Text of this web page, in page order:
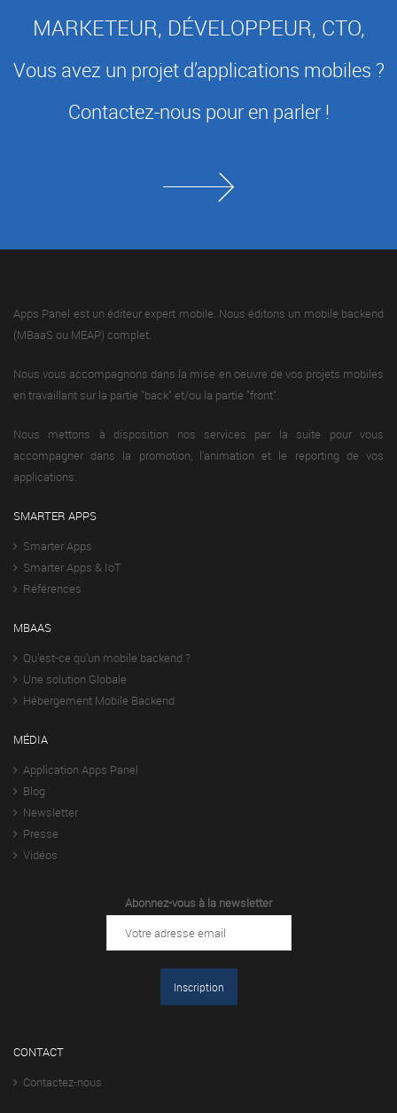
MARKETEUR, DÉVELOPPEUR, CTO,
Vous avez un projet d’applications mobiles ?
Contactez-nous pour en parler !
Apps Panel est un éditeur expert mobile. Nous éditons un mobile backend
(MBaaS ou MEAP) complet.
Nous vous accompagnons dans la mise en oeuvre de vos projets mobiles
en travaillant sur la partie "back" et/ou la partie "front".
Nous mettons à disposition nos services par la suite pour vous
accompagner dans la promotion, l'animation et le reporting de vos
applications.
SMARTER APPS
Smarter Apps
Smarter Apps & IoT
Références
MBAAS
Qu’est-ce qu’un mobile backend ?
Une solution Globale
Hébergement Mobile Backend
MÉDIA
Application Apps Panel
Blog
Newsletter
Presse
Vidéos
Abonnez-vous à la newsletter
CONTACT
Contactez-nous